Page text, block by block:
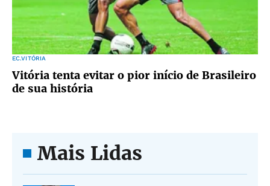
EC.VITÓRIA
Vitória tenta evitar o pior início de Brasileiro
de sua história
Mais Lidas